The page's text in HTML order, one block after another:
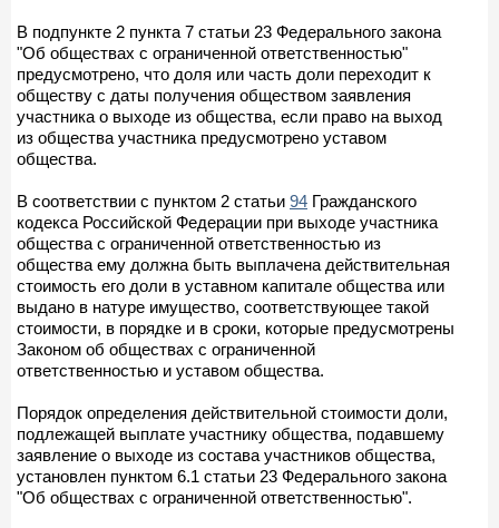
В подпункте 2 пункта 7 статьи 23 Федерального закона
"Об обществах с ограниченной ответственностью"
предусмотрено, что доля или часть доли переходит к
обществу с даты получения обществом заявления
участника о выходе из общества, если право на выход
из общества участника предусмотрено уставом
общества.
В соответствии с пунктом 2 статьи 94 Гражданского
кодекса Российской Федерации при выходе участника
общества с ограниченной ответственностью из
общества ему должна быть выплачена действительная
стоимость его доли в уставном капитале общества или
выдано в натуре имущество, соответствующее такой
стоимости, в порядке и в сроки, которые предусмотрены
Законом об обществах с ограниченной
ответственностью и уставом общества.
Порядок определения действительной стоимости доли,
подлежащей выплате участнику общества, подавшему
заявление о выходе из состава участников общества,
установлен пунктом 6.1 статьи 23 Федерального закона
"Об обществах с ограниченной ответственностью".